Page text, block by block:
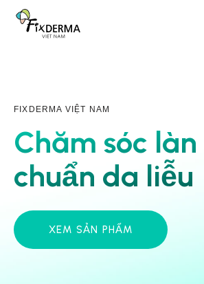
FIXDERMA VIỆT NAM
Chăm sóc
chuẩn da liễu
XEM SẢN PHẨM